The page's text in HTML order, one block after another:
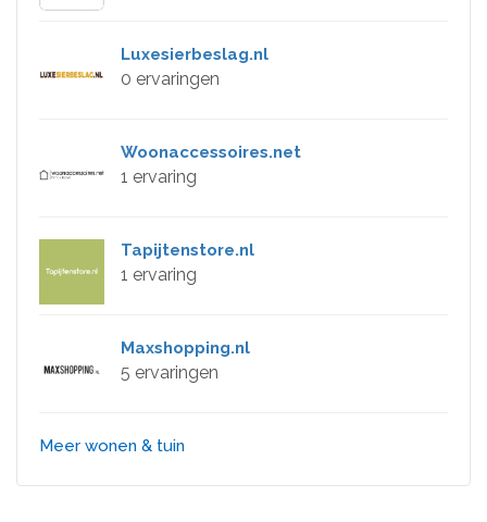
Luxesierbeslag.nl
0 ervaringen
Woonaccessoires.net
1 ervaring
Tapijtenstore.nl
1 ervaring
Maxshopping.nl
5 ervaringen
Meer wonen & tuin